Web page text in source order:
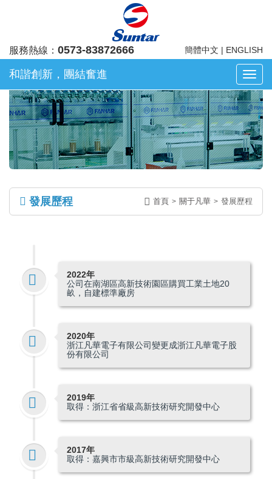
簡體中文 | ENGLISH
服務熱線： 0573-83872666
浙
江
凡
華
電
子
股
有
限
公
和諧創新，團結奮進
發展歷程 首頁 > 關于凡華 > 發展歷程
2022年
公司在南湖區高新技術園區購買工業土地20
畝，自建標準廠房
2020年
浙江凡華電子有限公司變更成浙江凡華電子股
份有限公司
2019年
取得：浙江省省級高新技術研究開發中心
2017年
取得：嘉興市市級高新技術研究開發中心